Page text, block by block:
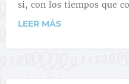
si, con los tiempos que
LEER MÁS